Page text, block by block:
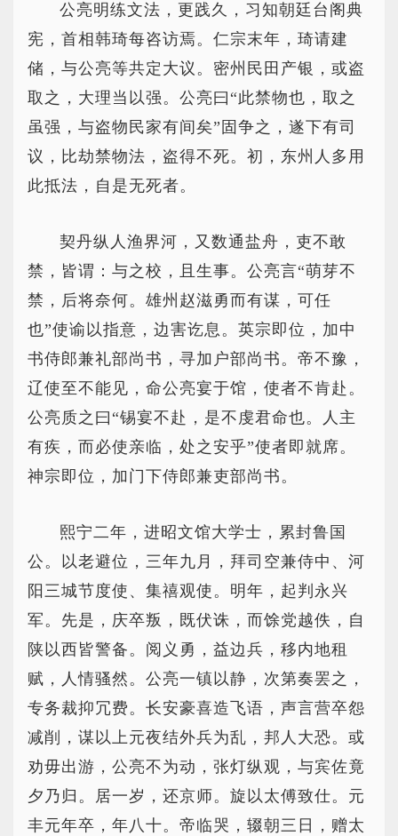
公亮明练文法，更践久，习知朝廷台阁典
宪，首相韩琦每咨访焉。仁宗末年，琦请建
储，与公亮等共定大议。密州民田产银，或盗
取之，大理当以强。公亮曰“此禁物也，取之
虽强，与盗物民家有间矣”固争之，遂下有司
议，比劫禁物法，盗得不死。初，东州人多用
此抵法，自是无死者。
契丹纵人渔界河，又数通盐舟，吏不敢
禁，皆谓：与之校，且生事。公亮言“萌芽不
禁，后将奈何。雄州赵滋勇而有谋，可任
也”使谕以指意，边害讫息。英宗即位，加中
书侍郎兼礼部尚书，寻加户部尚书。帝不豫，
辽使至不能见，命公亮宴于馆，使者不肯赴。
公亮质之曰“锡宴不赴，是不虔君命也。人主
有疾，而必使亲临，处之安乎”使者即就席。
神宗即位，加门下侍郎兼吏部尚书。
熙宁二年，进昭文馆大学士，累封鲁国
公。以老避位，三年九月，拜司空兼侍中、河
阳三城节度使、集禧观使。明年，起判永兴
军。先是，庆卒叛，既伏诛，而馀党越佚，自
陕以西皆警备。阅义勇，益边兵，移内地租
赋，人情骚然。公亮一镇以静，次第奏罢之，
专务裁抑冗费。长安豪喜造飞语，声言营卒怨
减削，谋以上元夜结外兵为乱，邦人大恐。或
劝毋出游，公亮不为动，张灯纵观，与宾佐竟
夕乃归。居一岁，还京师。旋以太傅致仕。元
丰元年卒，年八十。帝临哭，辍朝三日，赠太